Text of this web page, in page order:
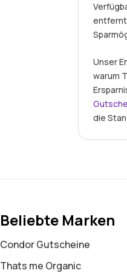
Unser
warum
die
Beliebte Marken
Condor Gutscheine
Thats me Organic